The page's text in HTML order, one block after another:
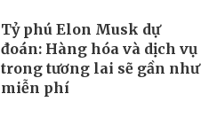
Tỷ phú Elon Musk dự
đoán: Hàng hóa và dịch vụ
trong tương lai sẽ gần như
miễn phí